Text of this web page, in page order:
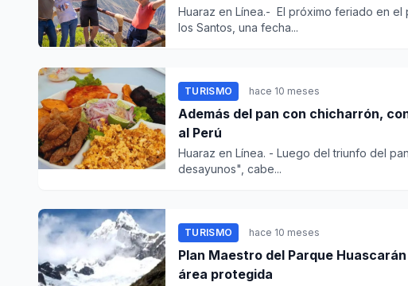
Huaraz en Línea.- El próximo feriado en
los Santos, una fecha...
TURISMO hace 10 meses
Además del pan con chicharrón,
al Perú
Huaraz en Línea. - Luego del triunfo del
desayunos", cabe...
TURISMO hace 10 meses
Plan Maestro del Parque
área protegida